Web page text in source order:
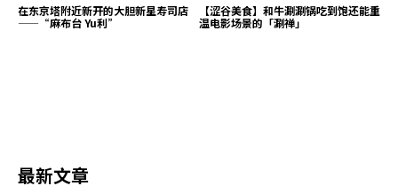
在东京塔附近新开的大胆新星寿司店
——“麻布台 Yu利”
【涩谷美食】和牛涮涮锅吃到饱还能重
温电影场景的「涮禅」
最新文章